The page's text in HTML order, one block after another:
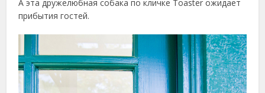
А эта дружелюбная собака по кличке Toaster ожидает
прибытия гостей.